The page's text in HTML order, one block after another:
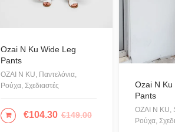
CHIARA
COLORS
Cotazur
CRUEL
Cruel
DESIGUAL
Ozai N Ku Wide Leg
Pants
OZAI N KU, Παντελόνια,
Ρούχα, Σχεδιαστές
€149.00
€104.30
ΕΠΙΛΟΓΉ
Ozai N Ku
Pants
OZAI N KU,
Ρούχα,